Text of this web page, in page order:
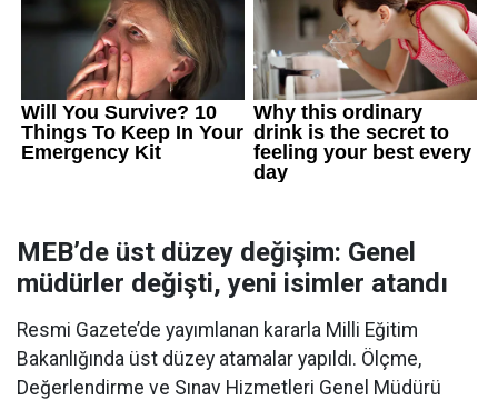
MEB’de üst düzey değişim: Genel
müdürler değişti, yeni isimler atandı
Resmi Gazete’de yayımlanan kararla Milli Eğitim
Bakanlığında üst düzey atamalar yapıldı. Ölçme,
Değerlendirme ve Sınav Hizmetleri Genel Müdürü